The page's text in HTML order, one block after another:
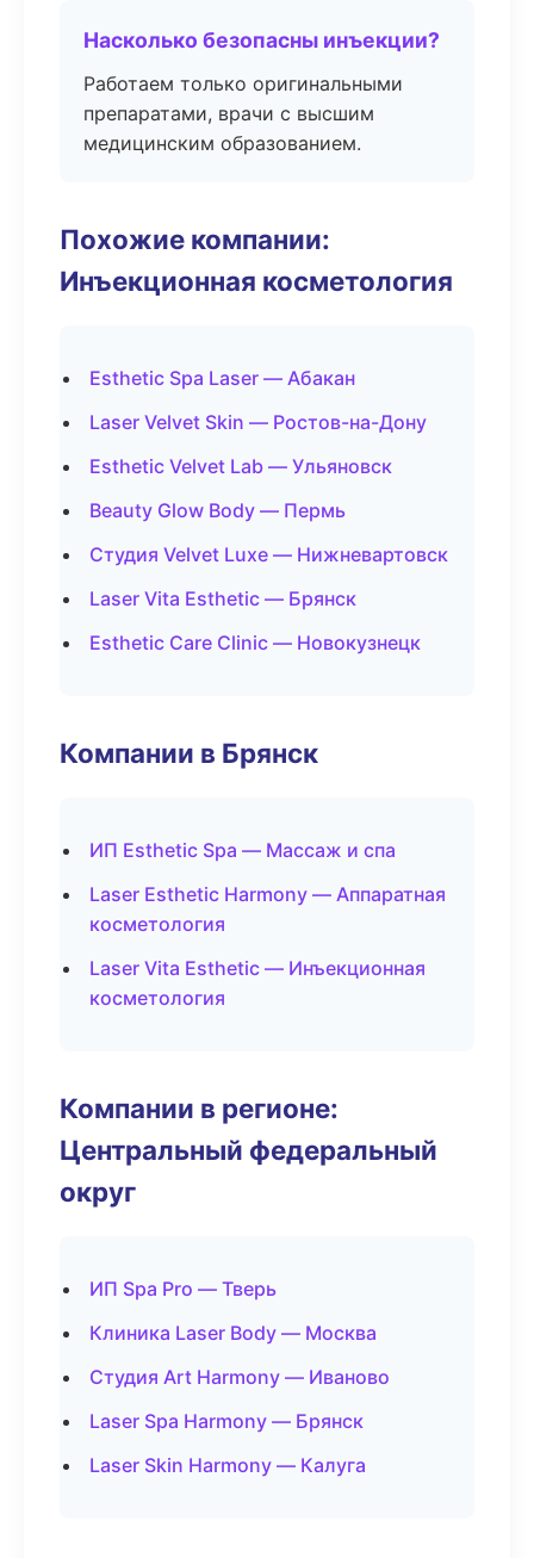
Насколько безопасны инъекции?
Работаем только оригинальными
препаратами, врачи с высшим
медицинским образованием.
Похожие компании:
Инъекционная косметология
Esthetic Spa Laser — Абакан
Laser Velvet Skin — Ростов-на-Дону
Esthetic Velvet Lab — Ульяновск
Beauty Glow Body — Пермь
Студия Velvet Luxe — Нижневартовск
Laser Vita Esthetic — Брянск
Esthetic Care Clinic — Новокузнецк
Компании в Брянск
ИП Esthetic Spa — Массаж и спа
Laser Esthetic Harmony — Аппаратная
косметология
Laser Vita Esthetic — Инъекционная
косметология
Компании в регионе:
Центральный федеральный
округ
ИП Spa Pro — Тверь
Клиника Laser Body — Москва
Студия Art Harmony — Иваново
Laser Spa Harmony — Брянск
Laser Skin Harmony — Калуга